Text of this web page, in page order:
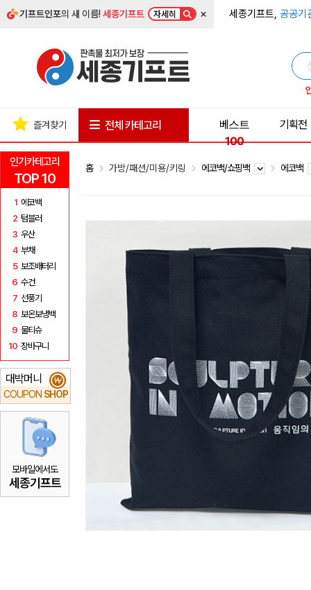
기프트인포의 새 이름!세종기프트 자세히 × 세종기프트, 공공기
인기카테고리
TOP 10
1 에코백
2 텀블러
3 우산
4 부채
5 보조배터리
6 수건
7 선풍기
8 보온보냉백
9 물티슈
10 장바구니
대박머니
COUPON SHOP
₩
모바일에서도
세종기프트
즐겨찾기 전체 카테고리
베스트
100
기획전
홈 가방/패션/미용/키링 에코백/쇼핑백 에코백